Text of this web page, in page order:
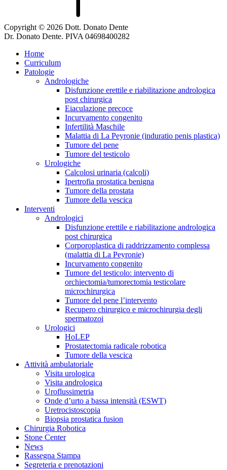
Copyright © 2026 Dott. Donato Dente
Dr. Donato Dente. PIVA 04698400282
Home
Curriculum
Patologie
Andrologiche
Disfunzione erettile e riabilitazione andrologica
post chirurgica
Eiaculazione precoce
Incurvamento congenito
Infertilità Maschile
Malattia di La Peyronie (induratio penis plastica)
Tumore del pene
Tumore del testicolo
Urologiche
Calcolosi urinaria (calcoli)
Ipertrofia prostatica benigna
Tumore della prostata
Tumore della vescica
Interventi
Andrologici
Disfunzione erettile e riabilitazione andrologica
post chirurgica
Corporoplastica di raddrizzamento complessa
(malattia di La Peyronie)
Incurvamento congenito
Tumore del testicolo: intervento di
orchiectomia/tumorectomia testicolare
microchirurgica
Tumore del pene l’intervento
Recupero chirurgico e microchirurgia degli
spermatozoi
Urologici
HoLEP
Prostatectomia radicale robotica
Tumore della vescica
Attività ambulatoriale
Visita urologica
Visita andrologica
Uroflussimetria
Onde d’urto a bassa intensità (ESWT)
Uretrocistoscopia
Biopsia prostatica fusion
Chirurgia Robotica
Stone Center
News
Rassegna Stampa
Segreteria e prenotazioni